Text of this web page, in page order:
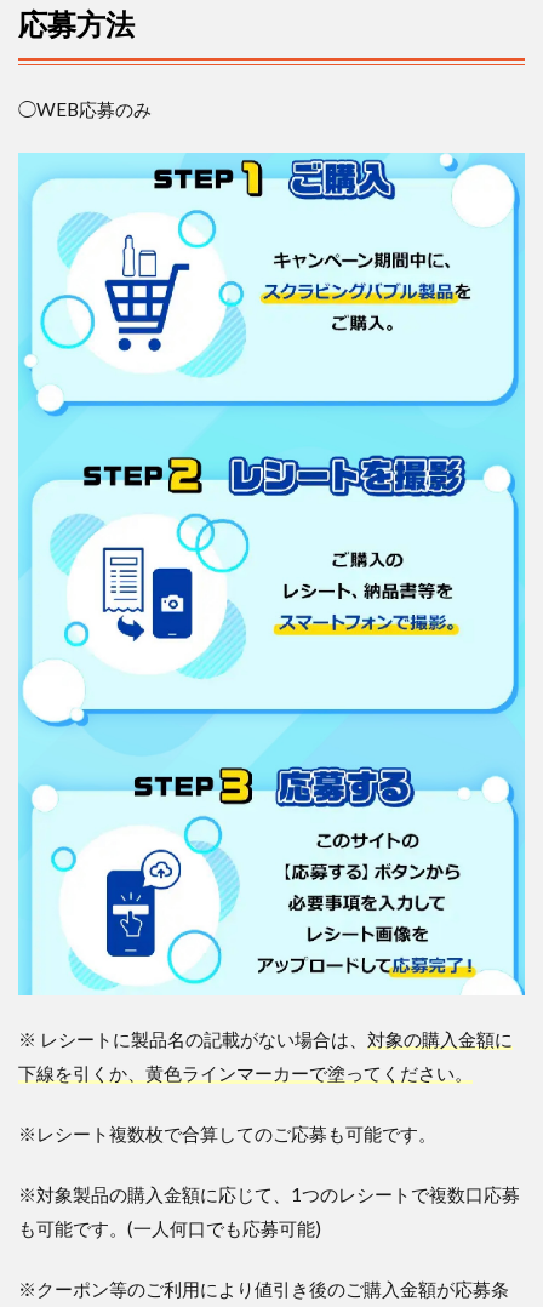
応募方法
◯WEB応募のみ
※ レシートに製品名の記載がない場合は、 対象の購入金額に
下線を引くか、黄色ラインマーカーで塗ってください。
※ レシート複数枚で合算してのご応募も可能です。
※対象製品の購入金額に応じて、 1つのレシートで複数口応募
も可能です。 (一人何口でも応募可能)
※ クーポン等のご利用により値引き後のご購入金額が応募条